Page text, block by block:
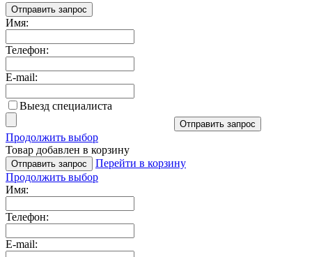
Отправить запрос
Имя:
Телефон:
E-mail:
Выезд специалиста
Отправить запрос
Продолжить выбор
Товар добавлен в корзину
Отправить запрос
Перейти в корзину
Продолжить выбор
Имя:
Телефон:
E-mail: